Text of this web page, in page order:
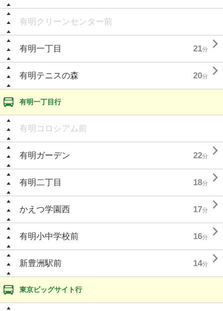
有明クリーンセンター前
有明一丁目 21分 
有明テニスの森 20分 
有明一丁目行
有明コロシアム前
有明ガーデン 22分 
有明二丁目 18分 
かえつ学園西 17分 
有明小中学校前 16分 
新豊洲駅前 14分 
東京ビッグサイト行